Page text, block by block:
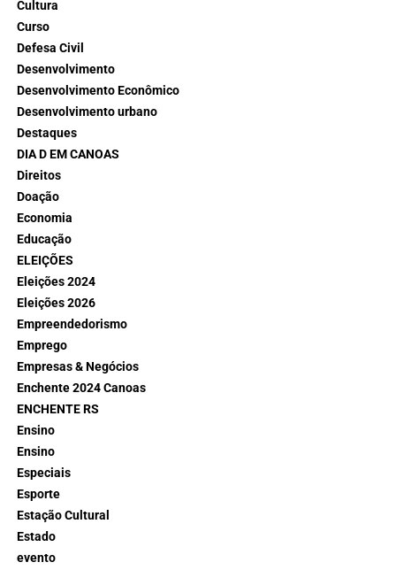
Cultura
Curso
Defesa Civil
Desenvolvimento
Desenvolvimento Econômico
Desenvolvimento urbano
Destaques
DIA D EM CANOAS
Direitos
Doação
Economia
Educação
ELEIÇÕES
Eleições 2024
Eleições 2026
Empreendedorismo
Emprego
Empresas & Negócios
Enchente 2024 Canoas
ENCHENTE RS
Ensino
Ensino
Especiais
Esporte
Estação Cultural
Estado
evento